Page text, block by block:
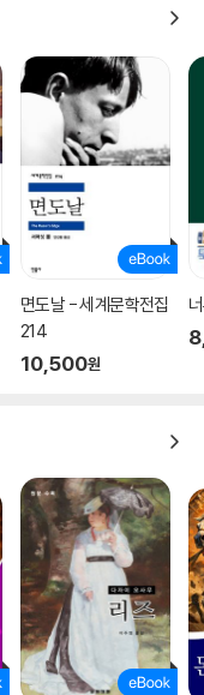
면도날 - 세계문학전집
214
10,500원